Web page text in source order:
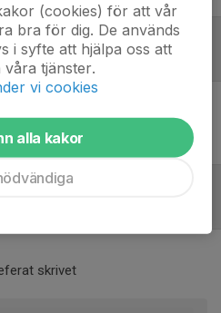
ifylld
skrivet
(cookies) för att vår
bra för dig. De används
i syfte att hjälpa oss att
tjänster.
vi cookies
alla kakor